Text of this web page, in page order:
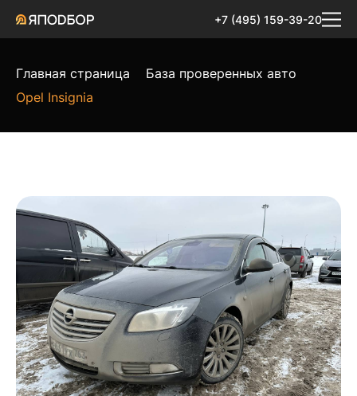
+7 (495) 159-39-20
Главная страница
База проверенных авто
Opel Insignia